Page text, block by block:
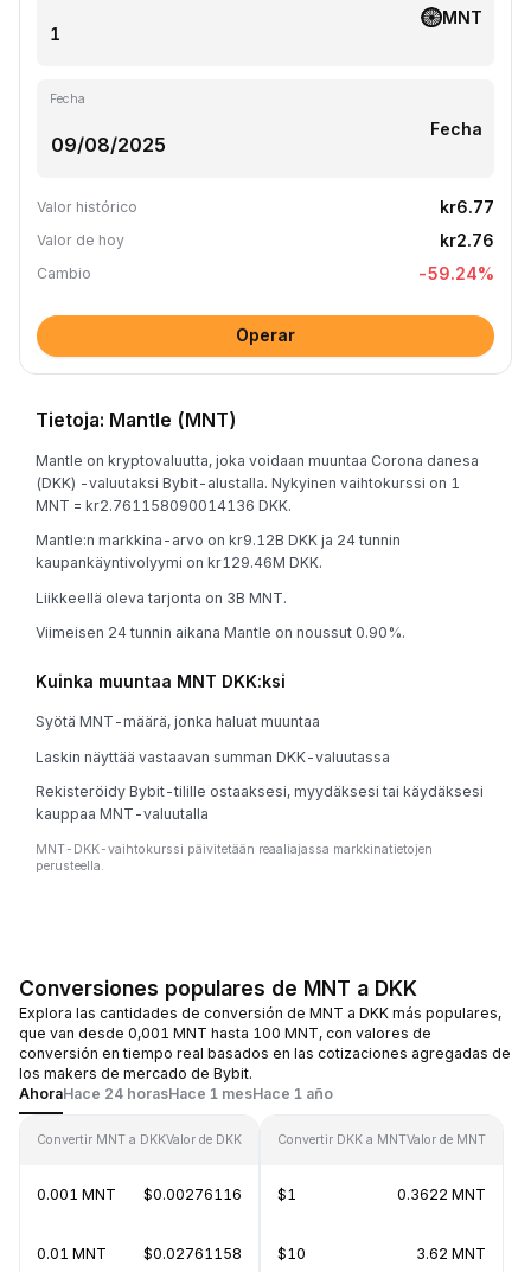
MNT
Fecha
Fecha
Valor histórico kr6.77
Valor de hoy kr2.76
Cambio -59.24%
Operar
Tietoja: Mantle (MNT)
Mantle on kryptovaluutta, joka voidaan muuntaa Corona danesa
(DKK) -valuutaksi Bybit-alustalla. Nykyinen vaihtokurssi on 1
MNT = kr2.761158090014136 DKK.
Mantle:n markkina-arvo on kr9.12B DKK ja 24 tunnin
kaupankäyntivolyymi on kr129.46M DKK.
Liikkeellä oleva tarjonta on 3B MNT.
Viimeisen 24 tunnin aikana Mantle on noussut 0.90%.
Kuinka muuntaa MNT DKK:ksi
Syötä MNT-määrä, jonka haluat muuntaa
Laskin näyttää vastaavan summan DKK-valuutassa
Rekisteröidy Bybit-tilille ostaaksesi, myydäksesi tai käydäksesi
kauppaa MNT-valuutalla
MNT-DKK-vaihtokurssi päivitetään reaaliajassa markkinatietojen
perusteella.
Conversiones populares de MNT a DKK
Explora las cantidades de conversión de MNT a DKK más populares,
que van desde 0,001 MNT hasta 100 MNT, con valores de
conversión en tiempo real basados en las cotizaciones agregadas de
los makers de mercado de Bybit.
AhoraHace 24 horasHace 1 mesHace 1 año
Convertir MNT a DKKValor de DKK
0.001 MNT $0.00276116
0.01 MNT $0.02761158
Convertir DKK a MNTValor de MNT
$1 0.3622 MNT
$10 3.62 MNT